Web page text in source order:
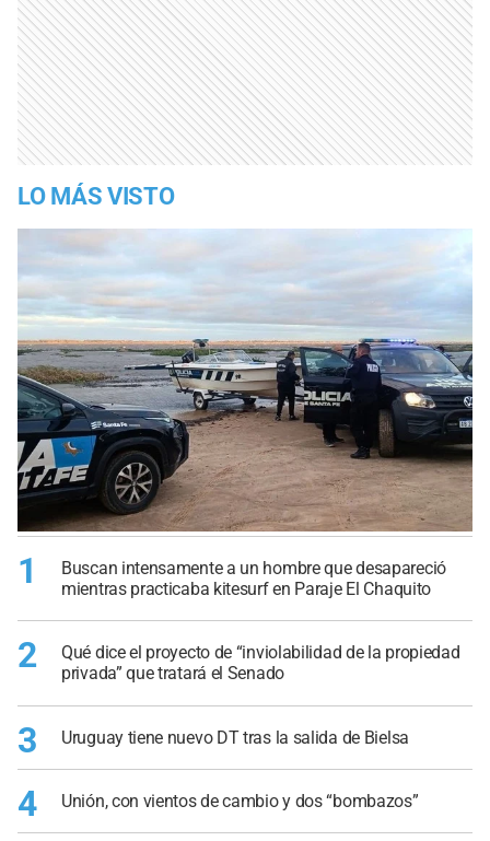
LO MÁS VISTO
1
Buscan intensamente a un hombre que desapareció
mientras practicaba kitesurf en Paraje El Chaquito
2
Qué dice el proyecto de “inviolabilidad de la propiedad
privada” que tratará el Senado
3 Uruguay tiene nuevo DT tras la salida de Bielsa
4 Unión, con vientos de cambio y dos “bombazos”